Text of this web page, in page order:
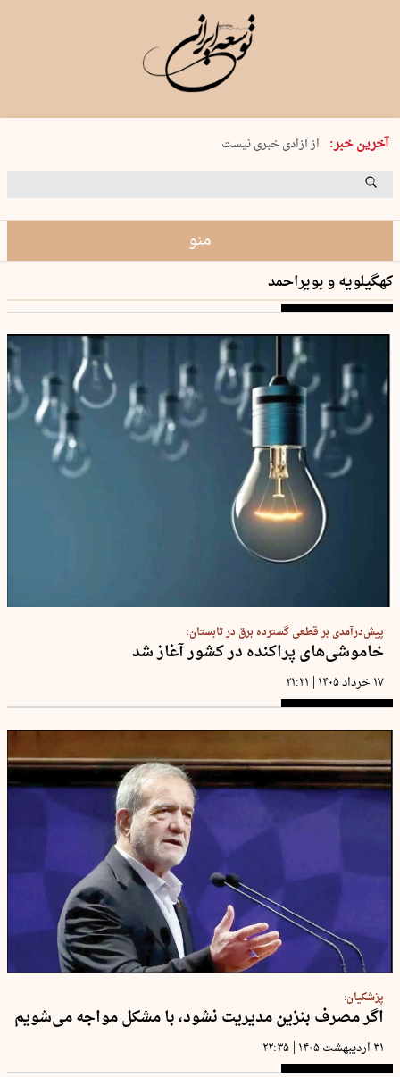
آخرین خبر:
یکشنبه 18 مرداد 1405 شماره 2245
از آزادی خبری نیست
۸۸۸ نفر سال گذشته بر اثر غرق‌شدگی جان …
منو
کهگیلویه و بویراحمد
پیش‌درآمدی بر قطعی گسترده برق در تابستان:
خاموشی‌های پراکنده در کشور آغاز شد
۱۷ خرداد ۱۴۰۵ | ۲۱:۲۱
پزشکیان:
اگر مصرف بنزین مدیریت نشود، با مشکل مواجه می‌شویم
۳۱ اردیبهشت ۱۴۰۵ | ۲۲:۳۵